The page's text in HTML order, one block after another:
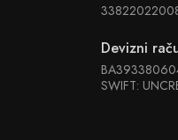
Devizni
SWIFT: